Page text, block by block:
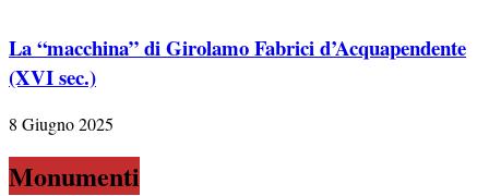
La “macchina” di Girolamo Fabrici d’Acquapendente
(XVI sec.)
8 Giugno 2025
Monumenti